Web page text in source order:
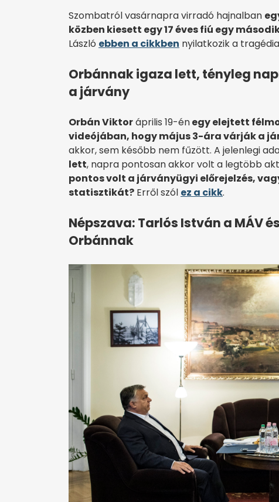
Szombatról vasárnapra virradó hajnalban
közben kiesett egy 17 éves fiú egy
László ebben a cikkben nyilatkozik a
Orbánnak igaza lett, tényleg
a járvány
Orbán Viktoráprilis 19-énegy elejtett
videójában, hogy május 3-ára várják a
akkor, sem később nem fűzött. A jelenlegi
lett, napra pontosan akkor volt a legtöbb
pontos volt a járványügyi előrejelzés,
statisztikát? Erről szól ez a cikk.
Népszava: Tarlós István a MÁV
Orbánnak